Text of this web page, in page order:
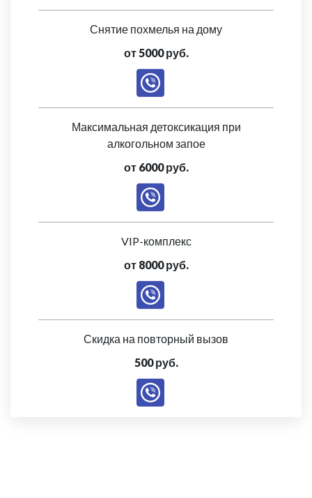
Снятие похмелья на дому
от 5000 руб.
Максимальная детоксикация при
алкогольном запое
от 6000 руб.
VIP-комплекс
от 8000 руб.
Скидка на повторный вызов
500 руб.